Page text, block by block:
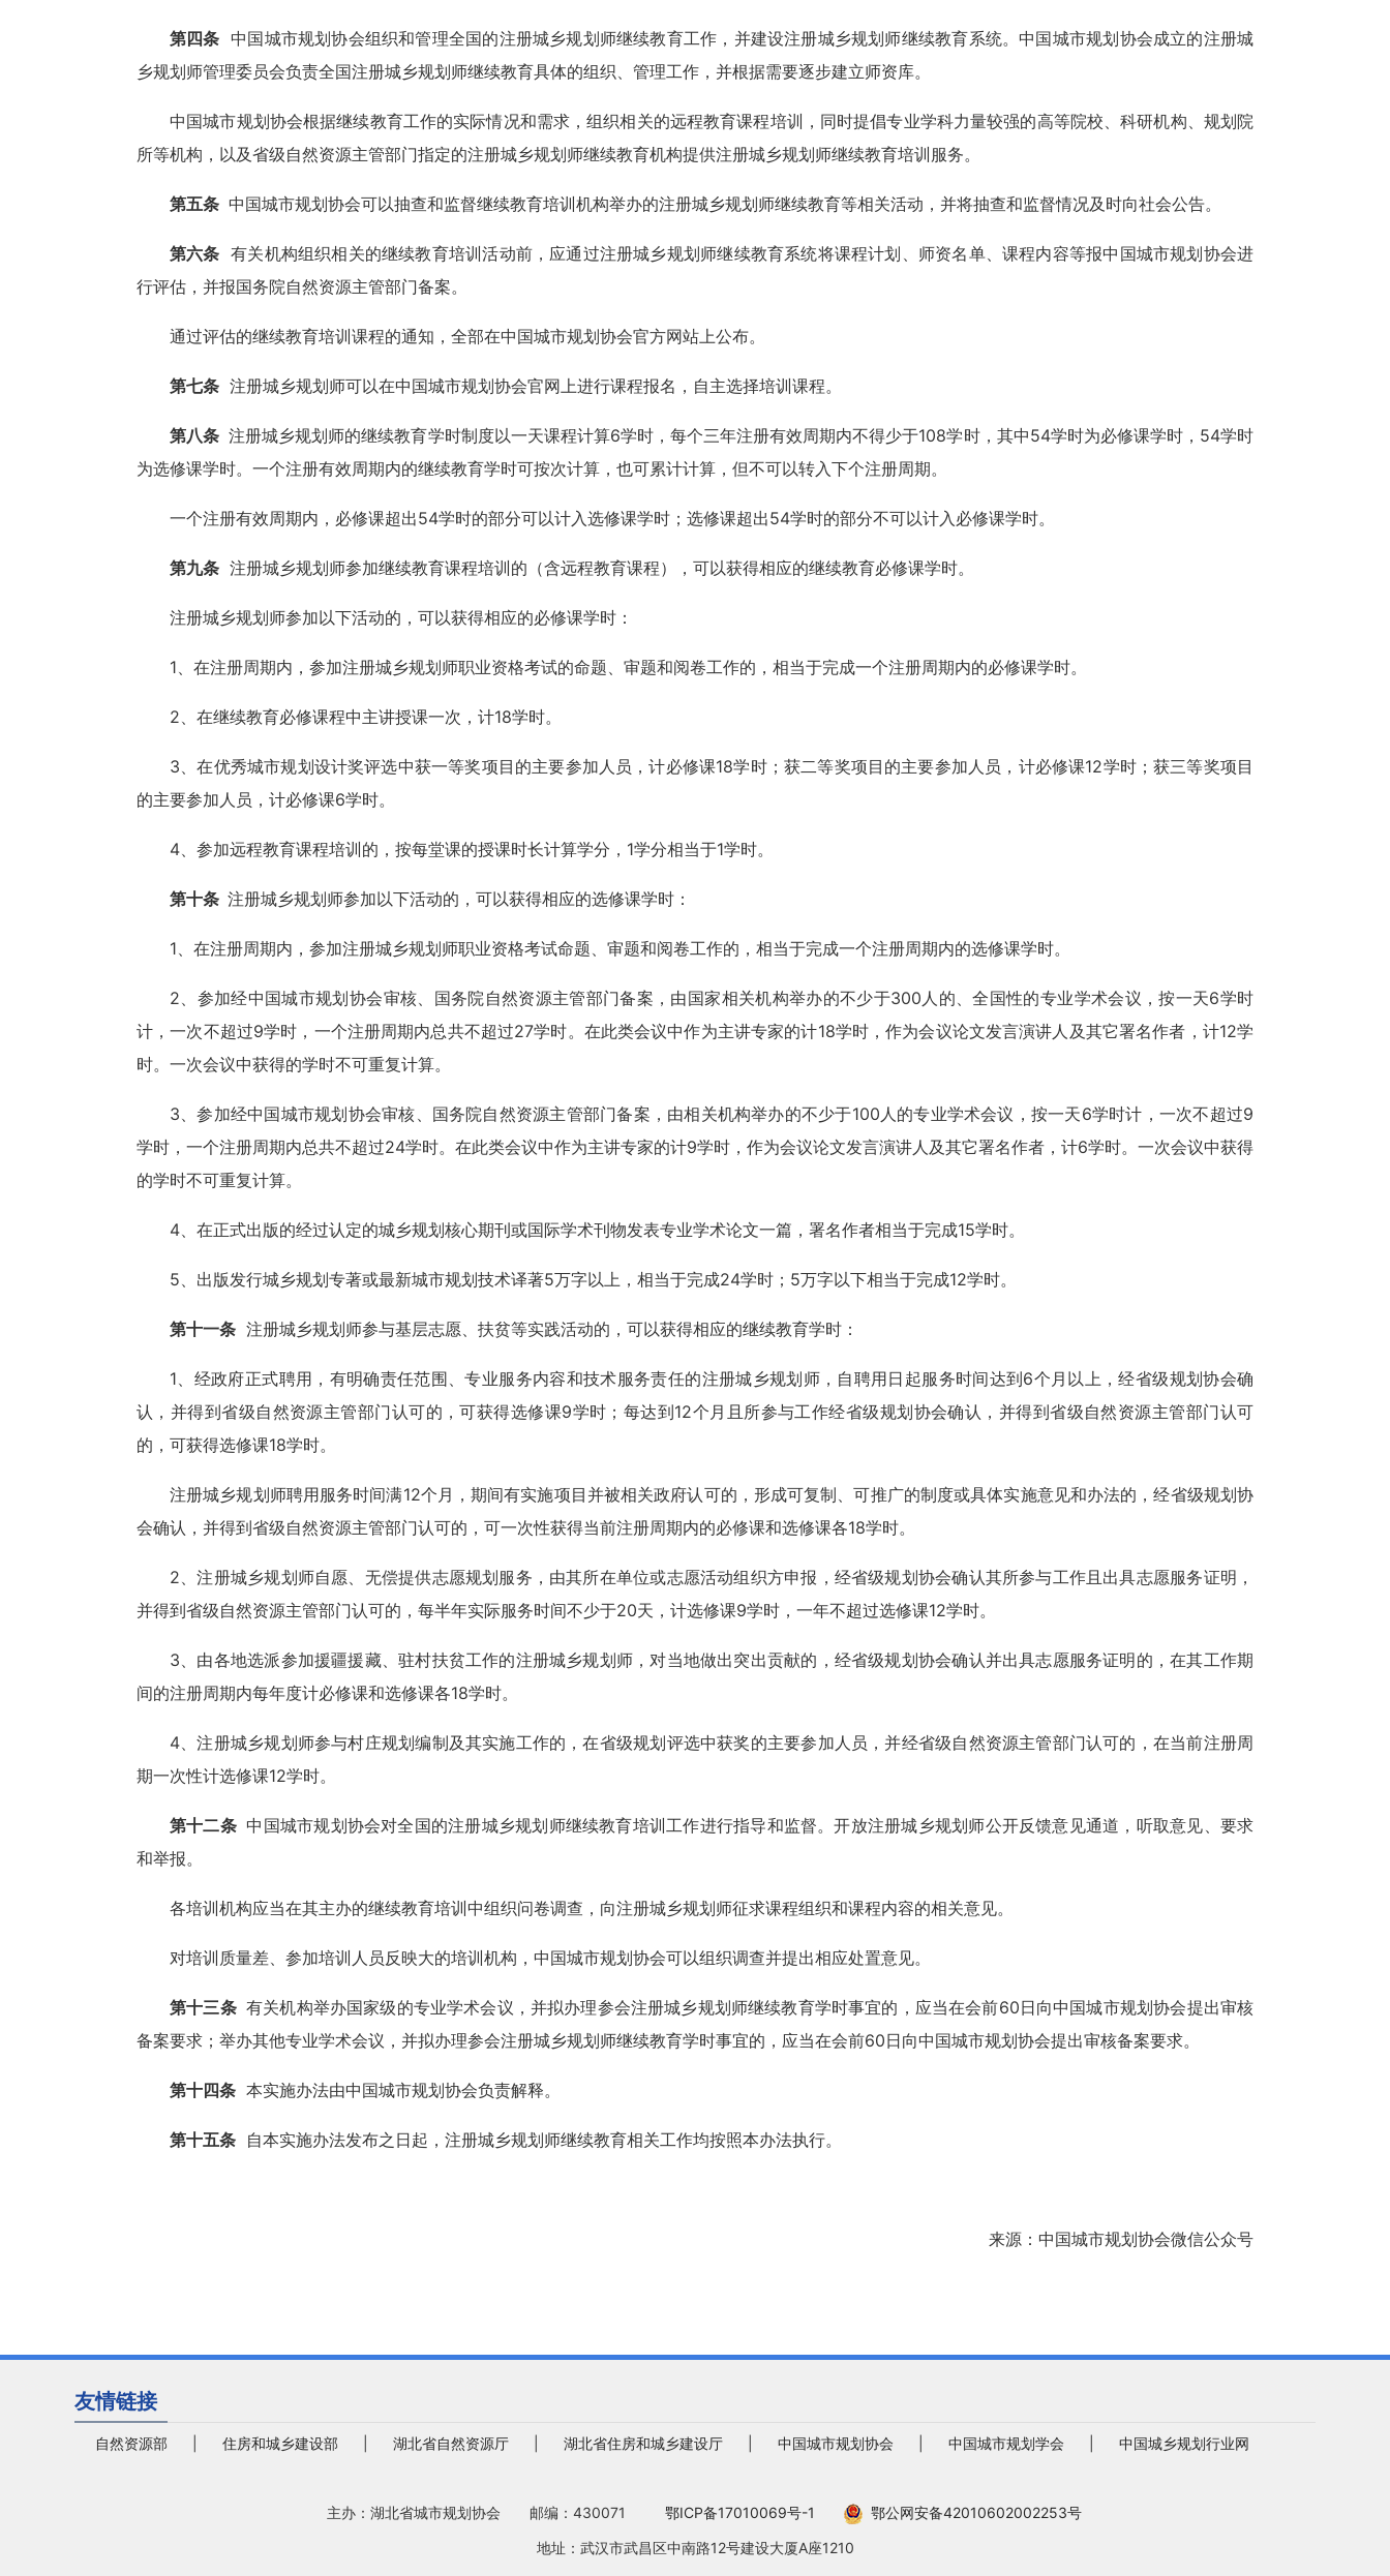
第四条 中国城市规划协会组织和管理全国的注册城乡规划师继续教育工作，并建设注册城乡规划师继续教育系统。中国城市规划协会成立的注册城
乡规划师管理委员会负责全国注册城乡规划师继续教育具体的组织、管理工作，并根据需要逐步建立师资库。
中国城市规划协会根据继续教育工作的实际情况和需求，组织相关的远程教育课程培训，同时提倡专业学科力量较强的高等院校、科研机构、规划院
所等机构，以及省级自然资源主管部门指定的注册城乡规划师继续教育机构提供注册城乡规划师继续教育培训服务。
第五条 中国城市规划协会可以抽查和监督继续教育培训机构举办的注册城乡规划师继续教育等相关活动，并将抽查和监督情况及时向社会公告。
第六条 有关机构组织相关的继续教育培训活动前，应通过注册城乡规划师继续教育系统将课程计划、师资名单、课程内容等报中国城市规划协会进
行评估，并报国务院自然资源主管部门备案。
通过评估的继续教育培训课程的通知，全部在中国城市规划协会官方网站上公布。
第七条 注册城乡规划师可以在中国城市规划协会官网上进行课程报名，自主选择培训课程。
第八条 注册城乡规划师的继续教育学时制度以一天课程计算6学时，每个三年注册有效周期内不得少于108学时，其中54学时为必修课学时，54学时
为选修课学时。一个注册有效周期内的继续教育学时可按次计算，也可累计计算，但不可以转入下个注册周期。
一个注册有效周期内，必修课超出54学时的部分可以计入选修课学时；选修课超出54学时的部分不可以计入必修课学时。
第九条 注册城乡规划师参加继续教育课程培训的（含远程教育课程），可以获得相应的继续教育必修课学时。
注册城乡规划师参加以下活动的，可以获得相应的必修课学时：
1、在注册周期内，参加注册城乡规划师职业资格考试的命题、审题和阅卷工作的，相当于完成一个注册周期内的必修课学时。
2、在继续教育必修课程中主讲授课一次，计18学时。
3、在优秀城市规划设计奖评选中获一等奖项目的主要参加人员，计必修课18学时；获二等奖项目的主要参加人员，计必修课12学时；获三等奖项目
的主要参加人员，计必修课6学时。
4、参加远程教育课程培训的，按每堂课的授课时长计算学分，1学分相当于1学时。
第十条 注册城乡规划师参加以下活动的，可以获得相应的选修课学时：
1、在注册周期内，参加注册城乡规划师职业资格考试命题、审题和阅卷工作的，相当于完成一个注册周期内的选修课学时。
2、参加经中国城市规划协会审核、国务院自然资源主管部门备案，由国家相关机构举办的不少于300人的、全国性的专业学术会议，按一天6学时
计，一次不超过9学时，一个注册周期内总共不超过27学时。在此类会议中作为主讲专家的计18学时，作为会议论文发言演讲人及其它署名作者，计12学
时。一次会议中获得的学时不可重复计算。
3、参加经中国城市规划协会审核、国务院自然资源主管部门备案，由相关机构举办的不少于100人的专业学术会议，按一天6学时计，一次不超过9
学时，一个注册周期内总共不超过24学时。在此类会议中作为主讲专家的计9学时，作为会议论文发言演讲人及其它署名作者，计6学时。一次会议中获得
的学时不可重复计算。
4、在正式出版的经过认定的城乡规划核心期刊或国际学术刊物发表专业学术论文一篇，署名作者相当于完成15学时。
5、出版发行城乡规划专著或最新城市规划技术译著5万字以上，相当于完成24学时；5万字以下相当于完成12学时。
第十一条 注册城乡规划师参与基层志愿、扶贫等实践活动的，可以获得相应的继续教育学时：
1、经政府正式聘用，有明确责任范围、专业服务内容和技术服务责任的注册城乡规划师，自聘用日起服务时间达到6个月以上，经省级规划协会确
认，并得到省级自然资源主管部门认可的，可获得选修课9学时；每达到12个月且所参与工作经省级规划协会确认，并得到省级自然资源主管部门认可
的，可获得选修课18学时。
注册城乡规划师聘用服务时间满12个月，期间有实施项目并被相关政府认可的，形成可复制、可推广的制度或具体实施意见和办法的，经省级规划协
会确认，并得到省级自然资源主管部门认可的，可一次性获得当前注册周期内的必修课和选修课各18学时。
2、注册城乡规划师自愿、无偿提供志愿规划服务，由其所在单位或志愿活动组织方申报，经省级规划协会确认其所参与工作且出具志愿服务证明，
并得到省级自然资源主管部门认可的，每半年实际服务时间不少于20天，计选修课9学时，一年不超过选修课12学时。
3、由各地选派参加援疆援藏、驻村扶贫工作的注册城乡规划师，对当地做出突出贡献的，经省级规划协会确认并出具志愿服务证明的，在其工作期
间的注册周期内每年度计必修课和选修课各18学时。
4、注册城乡规划师参与村庄规划编制及其实施工作的，在省级规划评选中获奖的主要参加人员，并经省级自然资源主管部门认可的，在当前注册周
期一次性计选修课12学时。
第十二条 中国城市规划协会对全国的注册城乡规划师继续教育培训工作进行指导和监督。开放注册城乡规划师公开反馈意见通道，听取意见、要求
和举报。
各培训机构应当在其主办的继续教育培训中组织问卷调查，向注册城乡规划师征求课程组织和课程内容的相关意见。
对培训质量差、参加培训人员反映大的培训机构，中国城市规划协会可以组织调查并提出相应处置意见。
第十三条 有关机构举办国家级的专业学术会议，并拟办理参会注册城乡规划师继续教育学时事宜的，应当在会前60日向中国城市规划协会提出审核
备案要求；举办其他专业学术会议，并拟办理参会注册城乡规划师继续教育学时事宜的，应当在会前60日向中国城市规划协会提出审核备案要求。
第十四条 本实施办法由中国城市规划协会负责解释。
第十五条 自本实施办法发布之日起，注册城乡规划师继续教育相关工作均按照本办法执行。
来源：中国城市规划协会微信公众号
友情链接
自然资源部 住房和城乡建设部 湖北省自然资源厅 湖北省住房和城乡建设厅 中国城市规划协会 中国城市规划学会 中国城乡规划行业网
主办：湖北省城市规划协会 邮编：430071 鄂ICP备17010069号-1
鄂公网安备42010602002253号
地址：武汉市武昌区中南路12号建设大厦A座1210